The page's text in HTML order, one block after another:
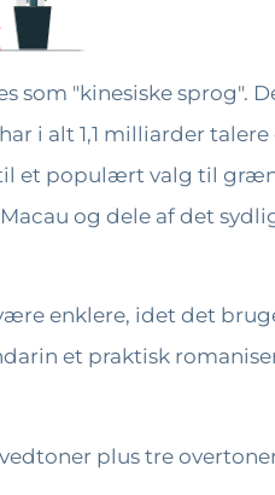
som "kinesiske sprog".
i alt 1,1 milliarder talere
et populært valg til
og dele af det
enklere, idet det
et praktisk
plus tre